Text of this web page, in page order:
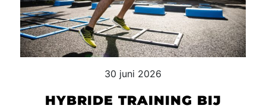
30 juni 2026
HYBRIDE TRAINING BIJ